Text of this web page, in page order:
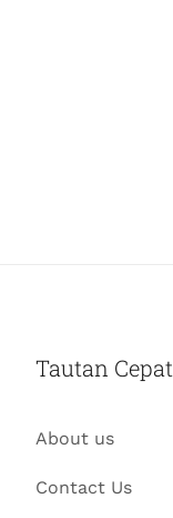
Tautan Cepat
About us
Contact Us